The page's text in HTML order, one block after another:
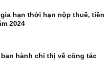
hạn thời hạn nộp thuế, tiền
2024
hành chỉ thị về công tác